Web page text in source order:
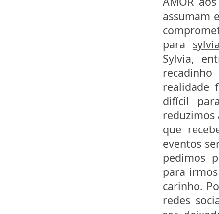
assumam
para
Sylvia,
realidade
difícil
reduzimos
que
eventos
pedimos
para
carinho.
redes